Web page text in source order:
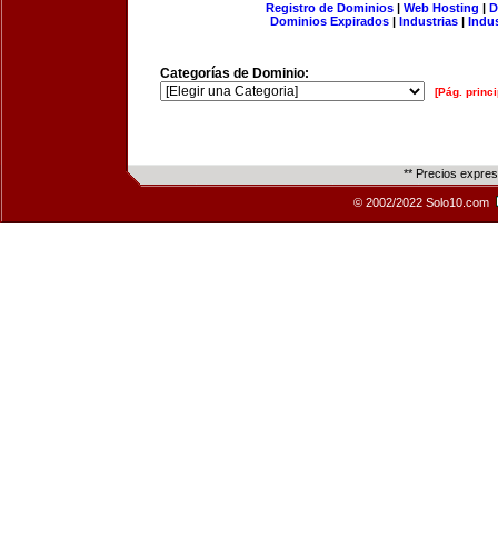
Registro de Dominios| Web Hosting |
Dominios Expirados | Industrias |
Categorías de Dominio:
[Pág.
** Precios
© 2002/2022 Solo10.com